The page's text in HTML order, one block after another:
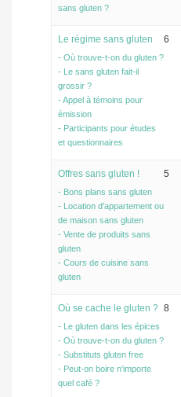
sans gluten ?
Le régime sans gluten
- Où trouve-t-on du gluten ?
- Le sans gluten fait-il
grossir ?
- Appel à témoins pour
émission
- Participants pour études
et questionnaires
6
Offres sans gluten !
- Bons plans sans gluten
- Location d'appartement ou
de maison sans gluten
- Vente de produits sans
gluten
- Cours de cuisine sans
gluten
5
Où se cache le gluten ?
- Le gluten dans les épices
- Où trouve-t-on du gluten ?
- Substituts gluten free
- Peut-on boire n'importe
quel café ?
8